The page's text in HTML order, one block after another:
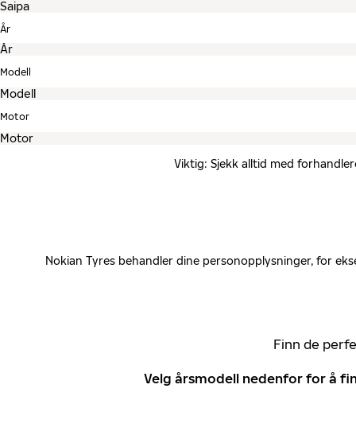
År
Modell
Motor
Viktig: Sjekk alltid med
Nokian Tyres behandler dine personopplysninger, for
Finn de
Velg årsmodell nedenfor for å